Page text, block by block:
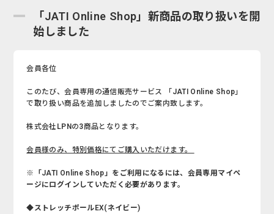
「JATI Online Shop」新商品の取り扱いを開
始しました
会員各位
このたび、会員専用の通信販売サービス 「JATI Online Shop」
で取り扱い商品を追加しましたのでご案内致します。
株式会社LPNの3商品となります。
会員様のみ、特別価格にてご購入いただけます。
※「JATI Online Shop」をご利用になるには、会員専用マイペ
ージにログインしていただく必要があります。
◆ストレッチポールEX(ネイビー)